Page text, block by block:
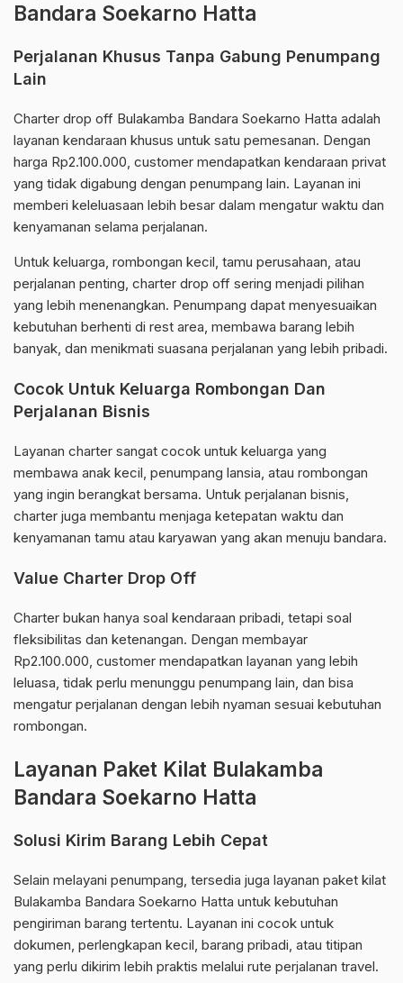
Bandara Soekarno Hatta
Perjalanan Khusus Tanpa Gabung Penumpang
Lain
Charter drop off Bulakamba Bandara Soekarno Hatta adalah
layanan kendaraan khusus untuk satu pemesanan. Dengan
harga Rp2.100.000, customer mendapatkan kendaraan privat
yang tidak digabung dengan penumpang lain. Layanan ini
memberi keleluasaan lebih besar dalam mengatur waktu dan
kenyamanan selama perjalanan.
Untuk keluarga, rombongan kecil, tamu perusahaan, atau
perjalanan penting, charter drop off sering menjadi pilihan
yang lebih menenangkan. Penumpang dapat menyesuaikan
kebutuhan berhenti di rest area, membawa barang lebih
banyak, dan menikmati suasana perjalanan yang lebih pribadi.
Cocok Untuk Keluarga Rombongan Dan
Perjalanan Bisnis
Layanan charter sangat cocok untuk keluarga yang
membawa anak kecil, penumpang lansia, atau rombongan
yang ingin berangkat bersama. Untuk perjalanan bisnis,
charter juga membantu menjaga ketepatan waktu dan
kenyamanan tamu atau karyawan yang akan menuju bandara.
Value Charter Drop Off
Charter bukan hanya soal kendaraan pribadi, tetapi soal
fleksibilitas dan ketenangan. Dengan membayar
Rp2.100.000, customer mendapatkan layanan yang lebih
leluasa, tidak perlu menunggu penumpang lain, dan bisa
mengatur perjalanan dengan lebih nyaman sesuai kebutuhan
rombongan.
Layanan Paket Kilat Bulakamba
Bandara Soekarno Hatta
Solusi Kirim Barang Lebih Cepat
Selain melayani penumpang, tersedia juga layanan paket kilat
Bulakamba Bandara Soekarno Hatta untuk kebutuhan
pengiriman barang tertentu. Layanan ini cocok untuk
dokumen, perlengkapan kecil, barang pribadi, atau titipan
yang perlu dikirim lebih praktis melalui rute perjalanan travel.